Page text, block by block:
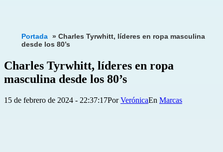
Portada » Charles Tyrwhitt, líderes en ropa masculina
desde los 80’s
Charles Tyrwhitt, líderes en ropa
masculina desde los 80’s
Publicada
15 de febrero de 2024 - 22:37:17PorVerónica
Categorizado
Marcas